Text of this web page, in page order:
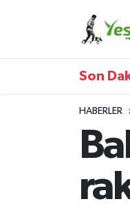
Son
HABERLER
Iğdır Trafik
Süper Lig Puan